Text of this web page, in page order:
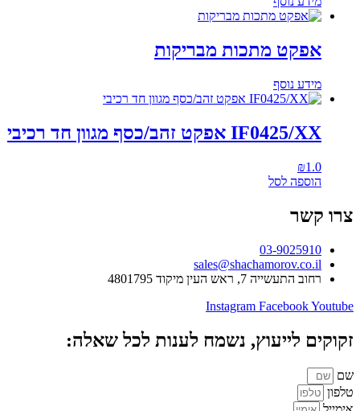
אפקט מתכות מבריקות
מידע נוסף
IF0425/XX אפקט זהב/כסף מגוון חד רכיבי
₪1.0
הוספה לסל
צרו קשר
03-9025910
sales@shachamorov.co.il
רחוב התעשייה 7, ראש העין מיקוד 4801795
Instagram FacebookYoutube
זקוקים לייעוץ, נשמח לענות לכל שאלה:
שם
טלפון